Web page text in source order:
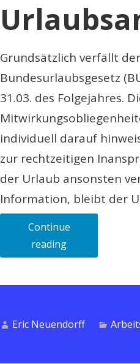
Grundsätzlich verfällt
Bundesurlaubsgesetz
31.03. des Folgejahres.
individuell darauf
zur rechtzeitigen
der Urlaub ansonsten
Information, bleibt der
Continue
reading„In
diesen
der
Eric Neuendorff